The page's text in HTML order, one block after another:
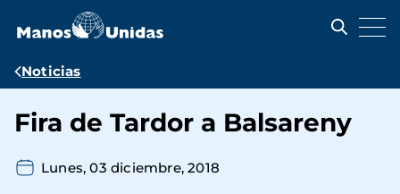
contenido
Ruta
navegación
Noticias
Fira de Tardor a Balsareny
Lunes, 03 diciembre, 2018